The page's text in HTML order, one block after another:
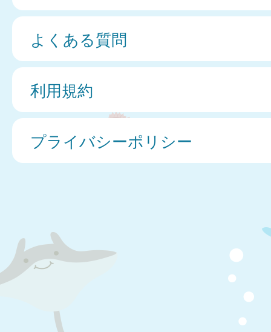
よくある質問
利用規約
プライバシーポリシー